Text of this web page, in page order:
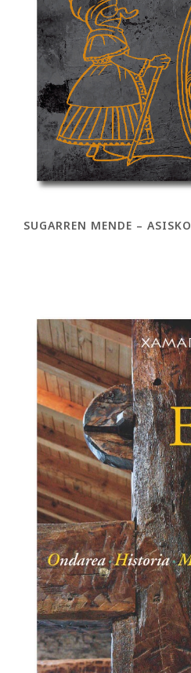
SUGARREN MENDE – ASISKO